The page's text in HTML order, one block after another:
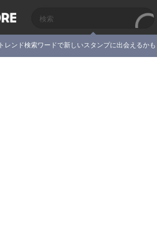
トレンド検索ワードで新しいスタンプに出会えるか